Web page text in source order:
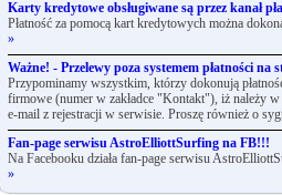
Karty kredytowe obsługiwane są przez kanał
Płatność za pomocą kart kredytowych można
»
Ważne! - Przelewy poza systemem płatności na
Przypominamy wszystkim, którzy dokonują
firmowe (numer w zakładce "Kontakt"), iż należy
e-mail z rejestracji w serwisie. Proszę również o
Fan-page serwisu AstroElliottSurfing na FB!!!
Na Facebooku działa fan-page serwisu
»